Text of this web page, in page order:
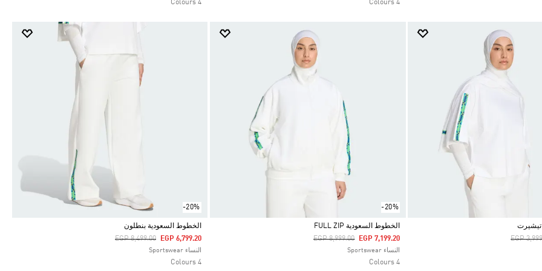
4 Colours
4 Colours
تيشيرت
Price
EGP
-20%
Selected
الخطوط السعودية FULL ZIP
Price Reduced From
EGP 8,999.00ToEGP 7,199.20
النساء Sportswear
4 Colours
-20%
Selected
الخطوط السعودية بنطلون
Price Reduced From
EGP 8,499.00ToEGP 6,799.20
النساء Sportswear
4 Colours